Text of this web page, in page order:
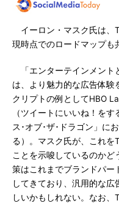
イーロン・マスク氏は、
現時点でのロードマップも
「エンターテインメント
は、より魅力的な広告体験
クリプトの例としてHBO
（ツイートにいいね！を
ス･オブ･ザ･ドラゴン」に
る）。マスク氏が、これ
ことを示唆しているのか
策はこれまでブランドパー
してきており、汎用的な
しいかもしれない。なお